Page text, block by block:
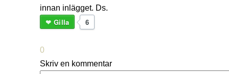
innan inlägget. Ds.
6
Gilla
0
Skriv en kommentar